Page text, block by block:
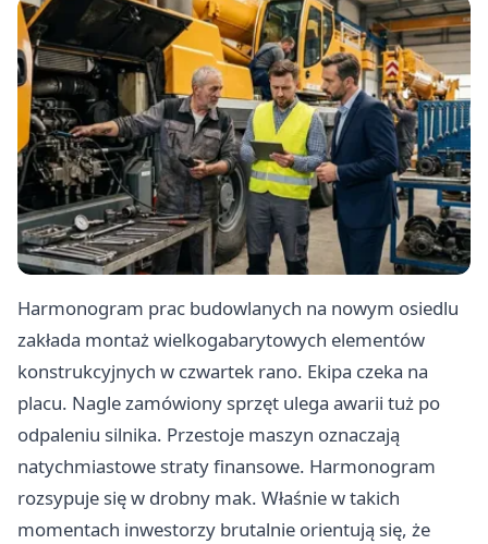
Harmonogram prac budowlanych na nowym osiedlu
zakłada montaż wielkogabarytowych elementów
konstrukcyjnych w czwartek rano. Ekipa czeka na
placu. Nagle zamówiony sprzęt ulega awarii tuż po
odpaleniu silnika. Przestoje maszyn oznaczają
natychmiastowe straty finansowe. Harmonogram
rozsypuje się w drobny mak. Właśnie w takich
momentach inwestorzy brutalnie orientują się, że